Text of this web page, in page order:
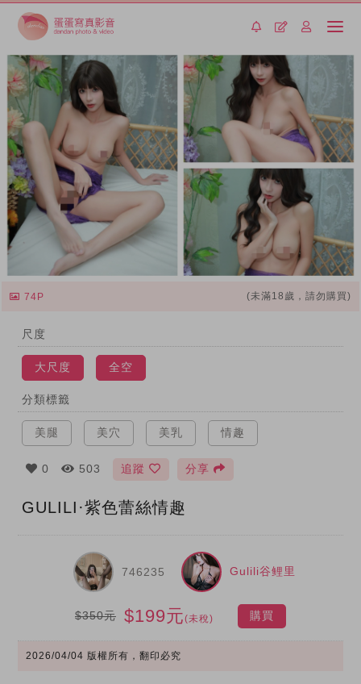
74P (未滿18歲，請勿購買)
尺度
大尺度 全空
分類標籤
美腿 美穴 美乳 情趣
0 503 追蹤 分享
GULILI·紫色蕾絲情趣
746235 Gulili谷鲤里
$350元 $199元(未稅) 購買
2026/04/04 版權所有，翻印必究